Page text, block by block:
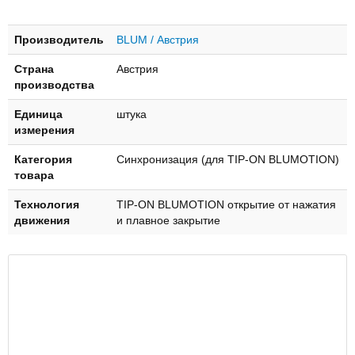
Производитель BLUM / Австрия
Страна
производства
Австрия
Единица
измерения
штука
Категория
товара
Синхронизация (для TIP-ON BLUMOTION)
Технология
движения
TIP-ON BLUMOTION открытие от нажатия
и плавное закрытие